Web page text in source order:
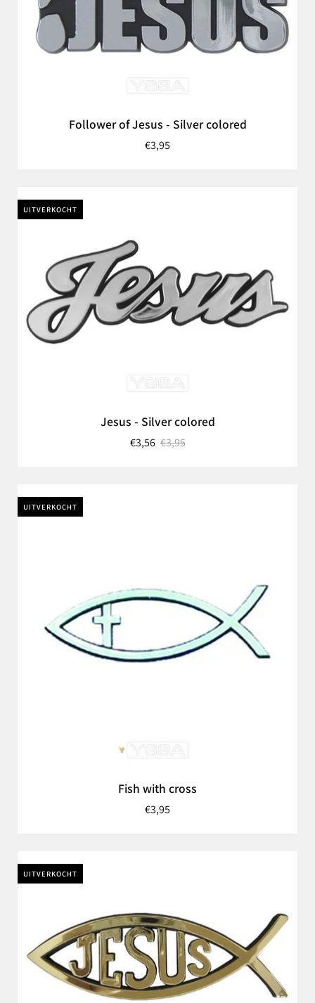
Follower of Jesus - Silver colored
€3,95
UITVERKOCHT
Jesus - Silver colored
€3,56 €3,95
UITVERKOCHT
Fish with cross
€3,95
UITVERKOCHT